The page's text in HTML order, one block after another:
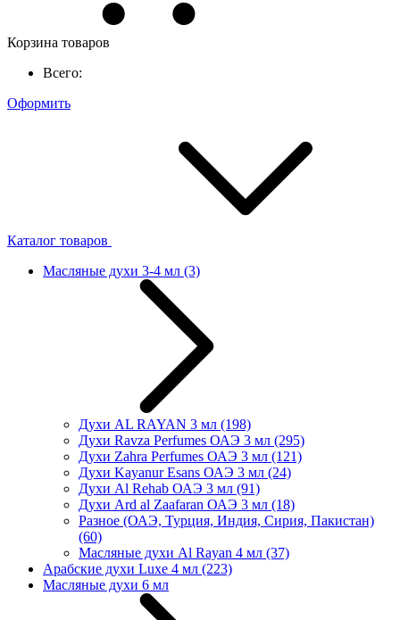
Корзина товаров
Всего:
Оформить
Каталог товаров
Масляные духи 3-4 мл (3)
Духи AL RAYAN 3 мл (198)
Духи Ravza Perfumes ОАЭ 3 мл (295)
Духи Zahra Perfumes ОАЭ 3 мл (121)
Духи Kayanur Esans ОАЭ 3 мл (24)
Духи Al Rehab ОАЭ 3 мл (91)
Духи Ard al Zaafaran ОАЭ 3 мл (18)
Разное (ОАЭ, Турция, Индия, Сирия, Пакистан)
(60)
Масляные духи Al Rayan 4 мл (37)
Арабские духи Luxe 4 мл (223)
Масляные духи 6 мл